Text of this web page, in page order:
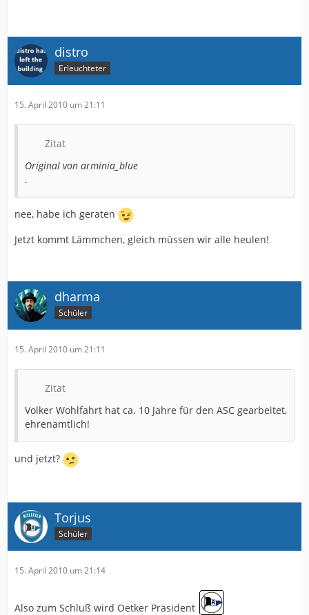
distro
Erleuchteter
15. April 2010 um 21:11
Zitat
Original von arminia_blue
.
nee, habe ich geraten
Jetzt kommt Lämmchen, gleich müssen wir alle heulen!
dharma
Schüler
15. April 2010 um 21:11
Zitat
Volker Wohlfahrt hat ca. 10 Jahre für den ASC gearbeitet,
ehrenamtlich!
und jetzt?
Torjus
Schüler
15. April 2010 um 21:14
Also zum Schluß wird Oetker Präsident